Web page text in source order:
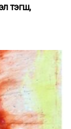
тэгш,